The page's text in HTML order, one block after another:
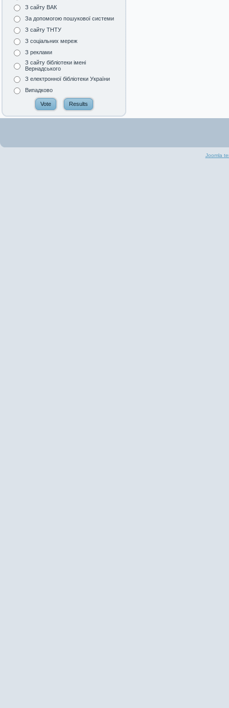
З сайту ВАК
За допомогою пошукової системи
З сайту ТНТУ
З соціальних мереж
З реклами
З сайту бібліотеки імені
Вернадського
З електронної бібліотеки України
Випадково
Joomla